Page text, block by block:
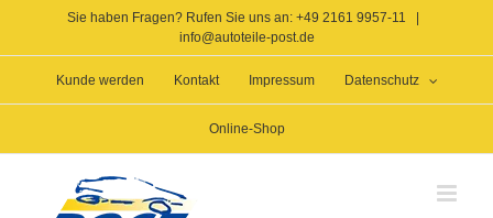
springen
Sie haben Fragen? Rufen Sie uns an: +49 2161 9957-11
info@autoteile-post.de
Kunde werden Kontakt Impressum Datenschutz
Online-Shop